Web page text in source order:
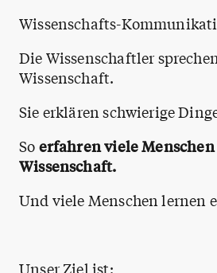
Wissenschafts-
Die Wissenschaftler
Wissenschaft.
Sie erklären schwierige
So erfahren viele
Wissenschaft.
Und viele Menschen lernen
Unser Ziel ist: